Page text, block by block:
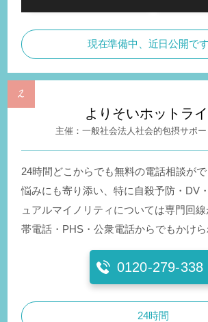
現在準備中、近日公開です
よりそいホットラ
一般社会法人社会的包摂サポ
24時間どこからでも無料の電話相談が
悩みにも寄り添い、特に自殺予防・DV
ュアルマイノリティについては専門回
帯電話・PHS・公衆電話からでもかけら
0120-279-338
24時間